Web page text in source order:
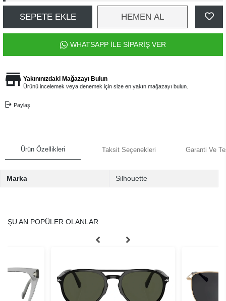
SEPETE EKLE HEMEN AL
WHATSAPP İLE SİPARİŞ VER
Yakınınızdaki Mağazayı Bulun
Ürünü incelemek veya denemek için size en yakın mağazayı bulun.
Paylaş
Ürün Özellikleri Taksit Seçenekleri Garanti Ve
Marka Silhouette
ŞU AN POPÜLER OLANLAR